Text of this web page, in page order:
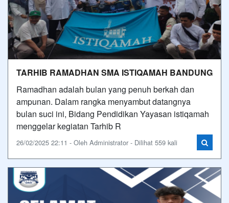
TARHIB RAMADHAN SMA ISTIQAMAH BANDUNG
Ramadhan adalah bulan yang penuh berkah dan
ampunan. Dalam rangka menyambut datangnya
bulan suci ini, Bidang Pendidikan Yayasan istiqamah
menggelar kegiatan Tarhib R
26/02/2025 22:11 - Oleh Administrator - Dilihat 559 kali